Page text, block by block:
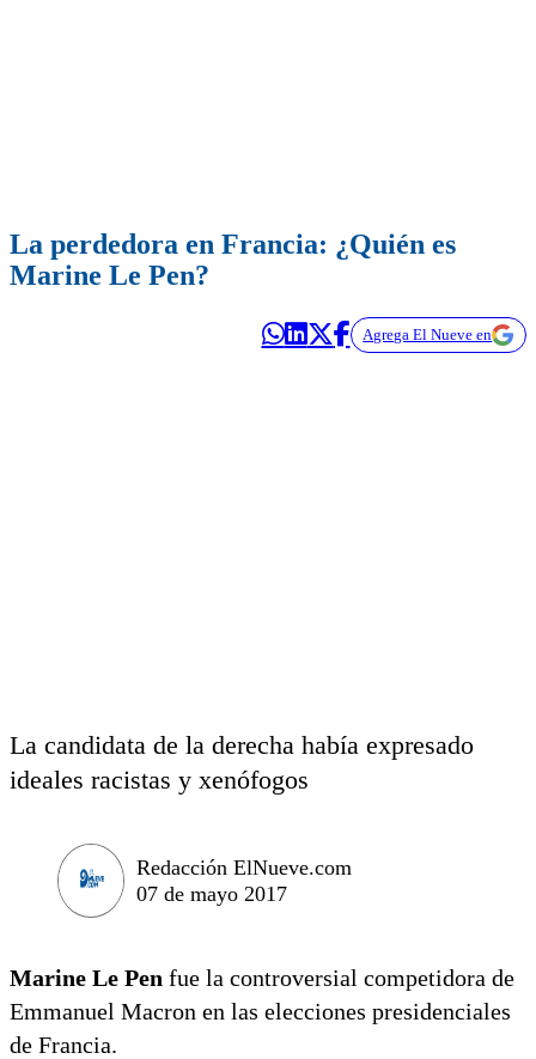
La perdedora en Francia: ¿Quién es
Marine Le Pen?
Agrega El Nueve en
La candidata de la derecha había expresado
ideales racistas y xenófogos
Redacción ElNueve.com
07 de mayo 2017
Marine Le Pen fue la controversial competidora de
Emmanuel Macron en las elecciones presidenciales
de Francia.